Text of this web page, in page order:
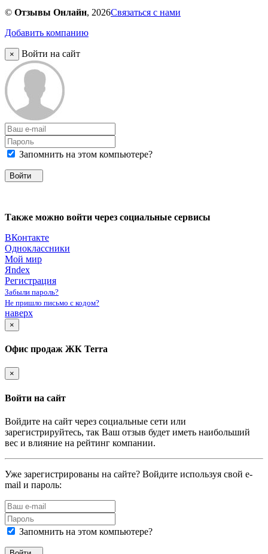
© Отзывы Онлайн, 2026Связаться с нами
Добавить компанию
× Войти на сайт
Запомнить на этом компьютере?
Войти
Также можно войти через социальные сервисы
ВКонтакте
Одноклассники
Мой мир
Яndex
Регистрация
Забыли пароль?
Не пришло письмо с кодом?
наверх
×
Офис продаж ЖК Terra
×
Войти на сайт
Войдите на сайт через социальные сети или
зарегистрируйтесь, так Ваш отзыв будет иметь наибольший
вес и влияние на рейтинг компании.
Уже зарегистрированы на сайте? Войдите используя свой e-
mail и пароль:
Запомнить на этом компьютере?